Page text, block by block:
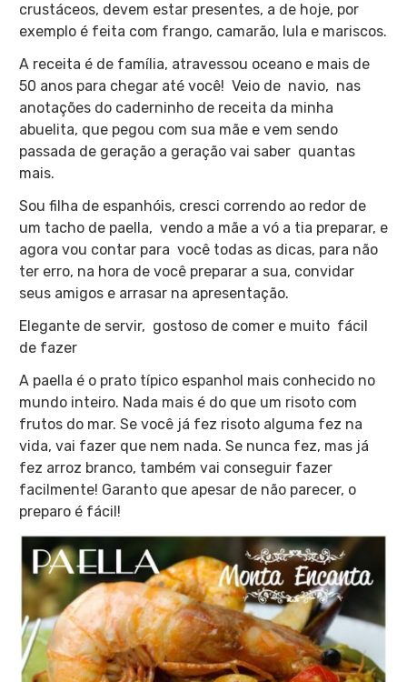
crustáceos, devem estar presentes, a de hoje, por
exemplo é feita com frango, camarão, lula e mariscos.
A receita é de família, atravessou oceano e mais de
50 anos para chegar até você! Veio de navio, nas
anotações do caderninho de receita da minha
abuelita, que pegou com sua mãe e vem sendo
passada de geração a geração vai saber quantas
mais.
Sou filha de espanhóis, cresci correndo ao redor de
um tacho de paella, vendo a mãe a vó a tia preparar, e
agora vou contar para você todas as dicas, para não
ter erro, na hora de você preparar a sua, convidar
seus amigos e arrasar na apresentação.
Elegante de servir, gostoso de comer e muito fácil
de fazer
A paella é o prato típico espanhol mais conhecido no
mundo inteiro. Nada mais é do que um risoto com
frutos do mar. Se você já fez risoto alguma fez na
vida, vai fazer que nem nada. Se nunca fez, mas já
fez arroz branco, também vai conseguir fazer
facilmente! Garanto que apesar de não parecer, o
preparo é fácil!